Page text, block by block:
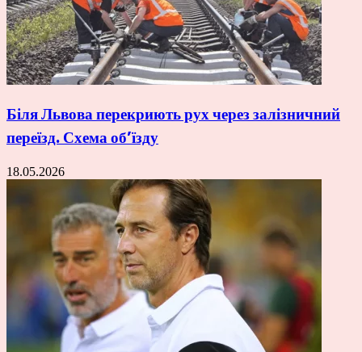
Біля Львова перекриють рух через залізничний
переїзд. Схема об’їзду
18.05.2026